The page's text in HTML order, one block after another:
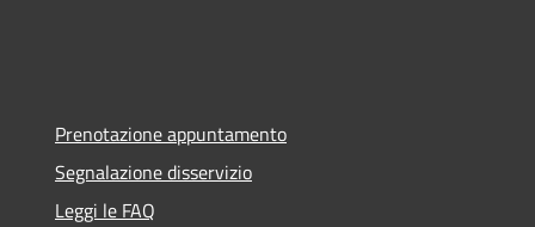
Prenotazione appuntamento
Segnalazione disservizio
Leggi le FAQ